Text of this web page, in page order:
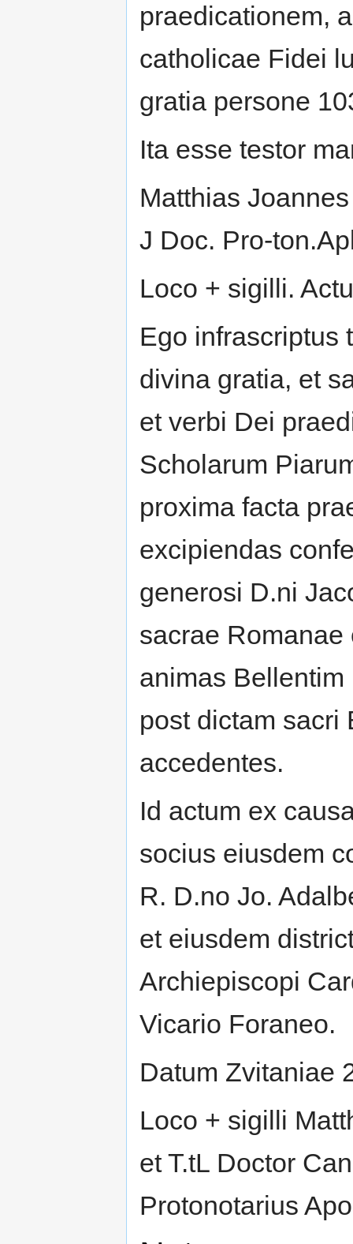
praedicationem,
catholicae Fidei
gratia persone
Ita esse testor
Matthias
J Doc. Pro-
Loco + sigilli.
Ego infrascriptus
divina gratia, et
et verbi Dei
Scholarum
proxima facta
excipiendas
generosi D.ni
sacrae
animas
post dictam sacri
accedentes.
Id actum ex
socius eiusdem
R. D.no Jo.
et eiusdem
Archiepiscopi
Vicario Foraneo.
Datum Zvitaniae
Loco + sigilli
et T.tL Doctor
Protonotarius